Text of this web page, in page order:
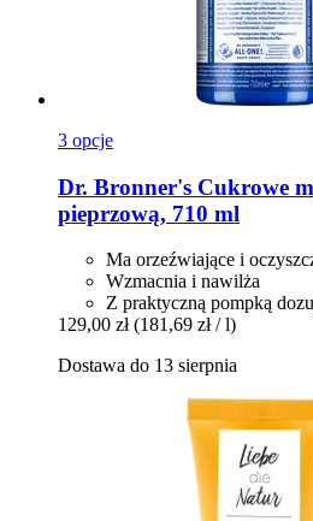
3 opcje
Dr. Bronner's Cukrowe
pieprzową, 710 ml
Ma orzeźwiające i
Wzmacnia i nawilża
Z praktyczną pompką
129,00 zł (181,69 zł / l)
Dostawa do 13 sierpnia